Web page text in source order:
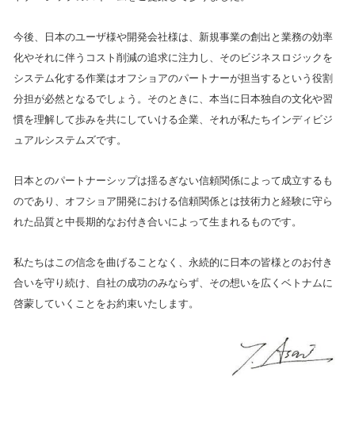
今後、日本のユーザ様や開発会社様は、新規事業の創出と業務の効率
化やそれに伴うコスト削減の追求に注力し、そのビジネスロジックを
システム化する作業はオフショアのパートナーが担当するという役割
分担が必然となるでしょう。そのときに、本当に日本独自の文化や習
慣を理解して歩みを共にしていける企業、それが私たちインディビジ
ュアルシステムズです。
日本とのパートナーシップは揺るぎない信頼関係によって成立するも
のであり、オフショア開発における信頼関係とは技術力と経験に守ら
れた品質と中長期的なお付き合いによって生まれるものです。
私たちはこの信念を曲げることなく、永続的に日本の皆様とのお付き
合いを守り続け、自社の成功のみならず、その想いを広くベトナムに
啓蒙していくことをお約束いたします。